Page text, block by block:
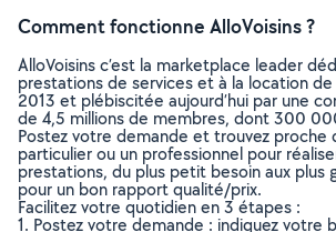
Comment fonctionne AlloVoisins ?
AlloVoisins c’est la marketplace leader
prestations de services et à la location
2013 et plébiscitée aujourd’hui par une
de 4,5 millions de membres, dont 300
Postez votre demande et trouvez proche
particulier ou un professionnel pour
prestations, du plus petit besoin aux plus
pour un bon rapport qualité/prix.
Facilitez votre quotidien en 3 étapes :
1. Postez votre demande : indiquez votre